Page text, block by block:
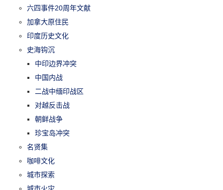
六四事件20周年文献
加拿大原住民
印度历史文化
史海钩沉
中印边界冲突
中国内战
二战中缅印战区
对越反击战
朝鲜战争
珍宝岛冲突
名贤集
咖啡文化
城市探索